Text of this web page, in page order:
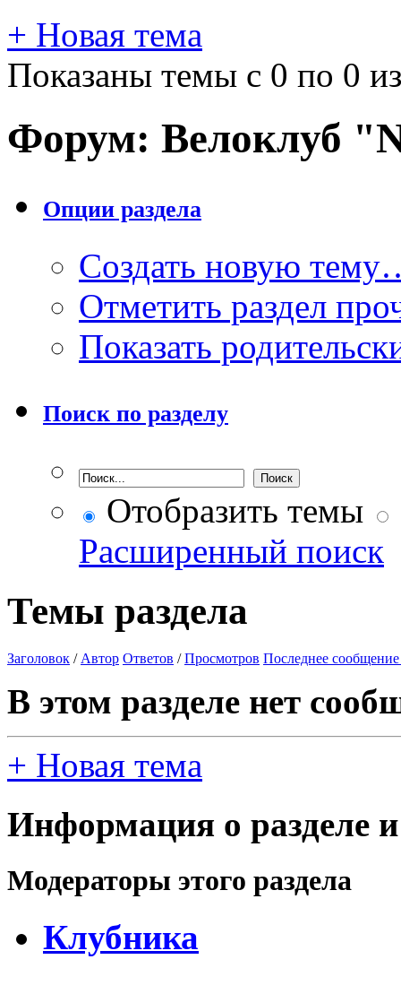
+ Новая тема
Показаны темы с 0 по 0
Форум: Велоклуб
Опции раздела
Создать новую
Отметить раздел
Показать
Поиск по разделу
Отобразить темы
Расширенный поиск
Темы раздела
Заголовок / Автор Ответов /Просмотров Последнее сообщение
В этом разделе нет
+ Новая тема
Информация о разделе
Модераторы этого раздела
Клубника